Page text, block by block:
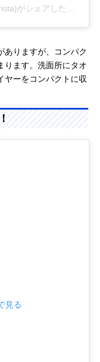
ありますが、コンパク
ります。洗面所にタオ
ヤーをコンパクトに収
見る